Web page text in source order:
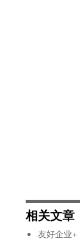
相关文章
友好企业